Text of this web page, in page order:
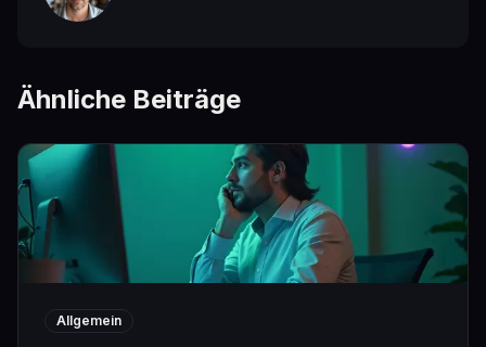
Ähnliche Beiträge
Allgemein